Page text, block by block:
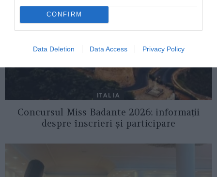
CONFIRM
Data Deletion Data Access Privacy Policy
ITALIA
Concursul Miss Badante 2026: informații
despre înscrieri și participare